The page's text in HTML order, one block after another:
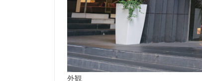
外観